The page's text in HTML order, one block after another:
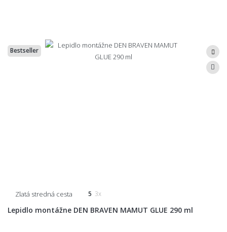
Bestseller
Zlatá stredná cesta 5 3x
Lepidlo montážne DEN BRAVEN MAMUT GLUE 290 ml